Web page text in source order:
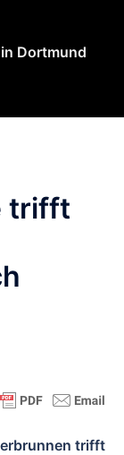
Dortmund
trifft
trifft